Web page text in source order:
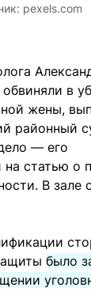
pexels.com
в
жены,
районный
— его
статью о
В зале
было